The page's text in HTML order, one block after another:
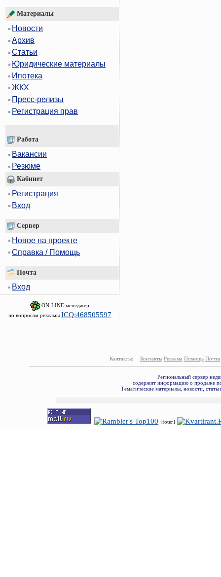
Материалы
Новости
Архив
Статьи
Юридические материалы
Ипотека
ЖКХ
Пресс-релизы
Регистрация прав
Работа
Вакансии
Резюме
Кабинет
Регистрация
Вход
Сервер
Новое на проекте
Справка / Помощь
Почта
Вход
ON-LINE менеджер
по вопросам рекламы ICQ:468505597
Контакты: Контакты Реклама Помощь Почта
Региональный сервер
содержит информацию о продаже
Тематические материалы, новости,
{foter}